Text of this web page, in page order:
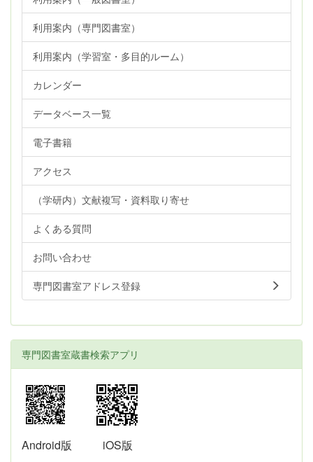
利用案内（専門図書室）
利用案内（学習室・多目的ルーム）
カレンダー
データベース一覧
電子書籍
アクセス
（学研内）文献複写・資料取り寄せ
よくある質問
お問い合わせ
専門図書室アドレス登録
専門図書室蔵書検索アプリ
Android版 iOS版